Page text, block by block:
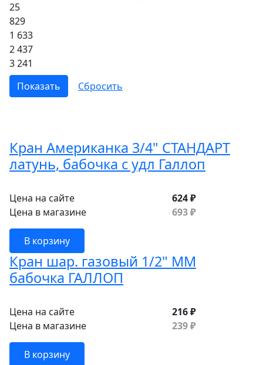
25
829
1 633
2 437
3 241
Кран Американка 3/4" СТАНДАРТ
латунь, бабочка с удл Галлоп
Цена на сайте
624 ₽
Цена в магазине
693 ₽
В корзину
Кран шар. газовый 1/2" ММ
бабочка ГАЛЛОП
Цена на сайте
216 ₽
Цена в магазине
239 ₽
В корзину